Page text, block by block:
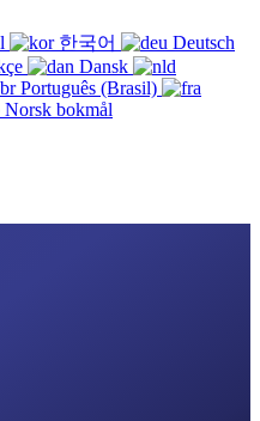
한국어
Deutsch
Dansk
Português (Brasil)
Norsk bokmål